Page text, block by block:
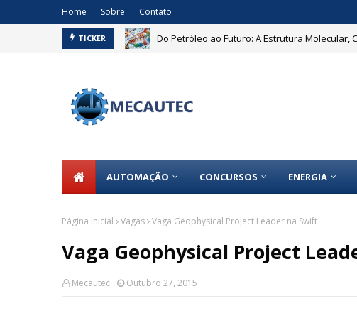
Home Sobre Contato
TICKER Do Petróleo ao Futuro: A Estrutura
AUTOMAÇÃO CONCURSOS ENERGIA
Página inicial Vagas Vaga Geophysical Project Leader na Swift
Vaga Geophysical Project
Mecautec Outubro 27, 2015